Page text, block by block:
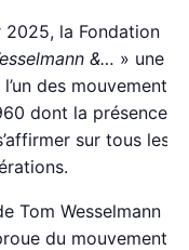
la Fondation
&… » une
l’un des mouvements
dont la présence
sur tous les
Tom Wesselmann
du mouvement,